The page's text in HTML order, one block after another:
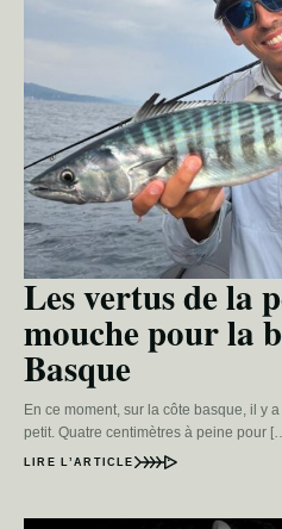
Les vertus de la
mouche pour la
Basque
En ce moment, sur la côte basque, il y
petit. Quatre centimètres à peine pour
LIRE L’ARTICLE